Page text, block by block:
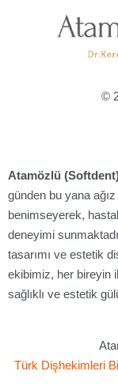
©
Atamözlü
günden bu yana
benimseyerek,
deneyimi
tasarımı ve estetik
ekibimiz, her bireyin
sağlıklı ve estetik
Türk Dişhekimleri